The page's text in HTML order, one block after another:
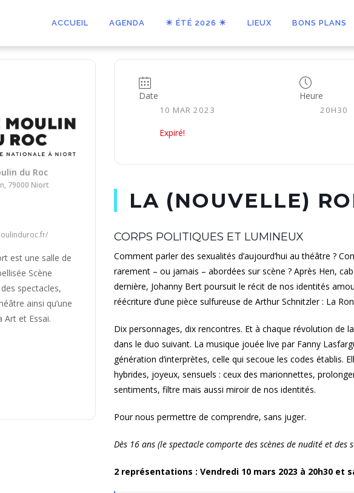
ACCUEIL AGENDA ☀ ÉTÉ 2026 ☀ LIEUX BONS PLANS
du Roc
79000 Niort
est une salle de
Scène
spectacles,
ainsi qu’une
et Essai.
Date
10 MAR 2023
Expiré!
Heure
20H30
LA (NOUVELLE)
CORPS POLITIQUES ET LUMINEUX
Comment parler des sexualités d’aujourd’hui au théâtre ?
rarement – ou jamais – abordées sur scène ? Après Hen,
dernière, Johanny Bert poursuit le récit de nos identités
réécriture d’une pièce sulfureuse de Arthur Schnitzler : La
Dix personnages, dix rencontres. Et à chaque révolution de
dans le duo suivant. La musique jouée live par Fanny
génération d’interprètes, celle qui secoue les codes établis.
hybrides, joyeux, sensuels : ceux des marionnettes,
sentiments, filtre mais aussi miroir de nos identités.
Pour nous permettre de comprendre, sans juger.
Dès 16 ans (le spectacle comporte des scènes de nudité et des
2 représentations : Vendredi 10 mars 2023 à 20h30 et